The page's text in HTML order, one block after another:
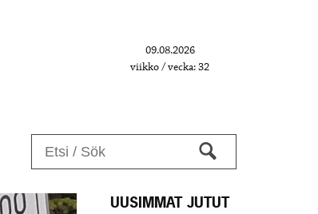
09.08.2026
viikko / vecka: 32
UUSIMMAT JUTUT